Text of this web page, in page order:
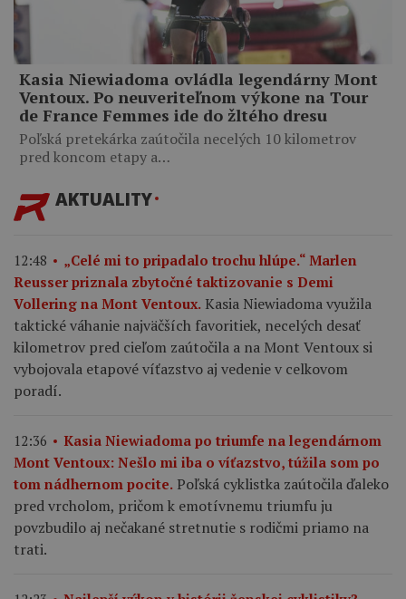
Kasia Niewiadoma ovládla legendárny Mont
Ventoux. Po neuveriteľnom výkone na Tour
de France Femmes ide do žltého dresu
Poľská pretekárka zaútočila necelých 10 kilometrov
pred koncom etapy a…
AKTUALITY
12:48
„Celé mi to pripadalo trochu hlúpe.“ Marlen
Reusser priznala zbytočné taktizovanie s Demi
Vollering na Mont Ventoux. Kasia Niewiadoma využila
taktické váhanie najväčších favoritiek, necelých desať
kilometrov pred cieľom zaútočila a na Mont Ventoux si
vybojovala etapové víťazstvo aj vedenie v celkovom
poradí.
12:36
Kasia Niewiadoma po triumfe na legendárnom
Mont Ventoux: Nešlo mi iba o víťazstvo, túžila som po
tom nádhernom pocite. Poľská cyklistka zaútočila ďaleko
pred vrcholom, pričom k emotívnemu triumfu ju
povzbudilo aj nečakané stretnutie s rodičmi priamo na
trati.